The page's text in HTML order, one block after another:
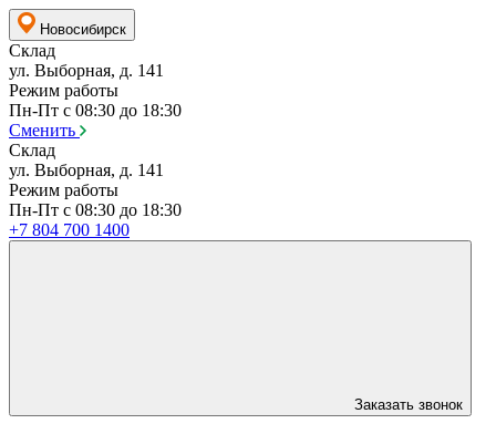
Новосибирск
Склад
ул. Выборная, д. 141
Режим работы
Пн-Пт с 08:30 до 18:30
Сменить
Склад
ул. Выборная, д. 141
Режим работы
Пн-Пт с 08:30 до 18:30
+7 804 700 1400
Заказать звонок